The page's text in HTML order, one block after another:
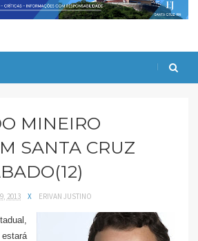
MINEIRO
SANTA CRUZ
2013 X ERIVAN JUSTINO
estará